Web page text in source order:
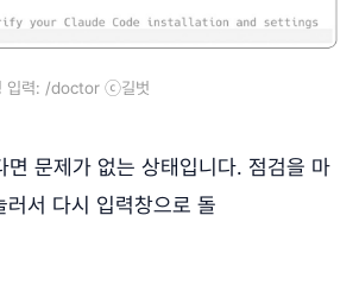
입력: /doctor ⓒ길벗
면 문제가 없는 상태입니다. 점검을 마
서 다시 입력창으로 돌